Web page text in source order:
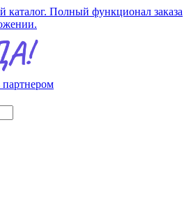
Полный функционал заказа
партнером